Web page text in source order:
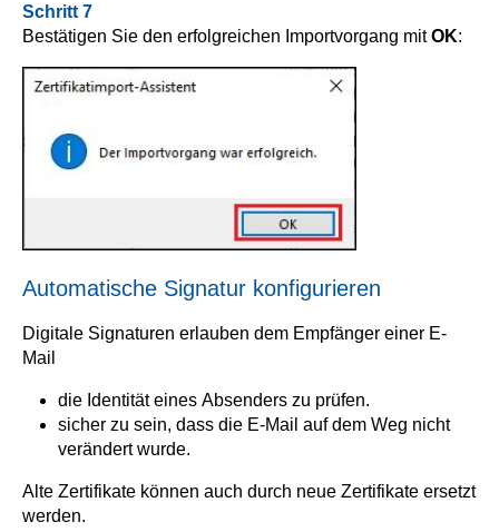
Schritt 7
Bestätigen Sie den erfolgreichen Importvorgang mitOK:
Automatische Signatur konfigurieren
Digitale Signaturen erlauben dem Empfänger einer E-
Mail
die Identität eines Absenders zu prüfen.
sicher zu sein, dass die E-Mail auf dem Weg nicht
verändert wurde.
Alte Zertifikate können auch durch neue Zertifikate ersetzt
werden.